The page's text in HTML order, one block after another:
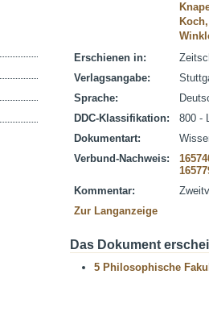
Erschienen in:
Verlagsangabe:
Sprache:
DDC-Klassifikation:
800 -
Dokumentart:
Verbund-Nachweis:
Kommentar:
Zur Langanzeige
Das Dokument
5 Philosophische